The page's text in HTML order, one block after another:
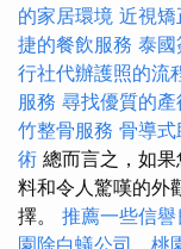
的家居環境 近視
捷的餐飲服務 泰國
行社代辦護照的流
服務 尋找優質的
竹整骨服務 骨導
術 總而言之，如
料和令人驚嘆的外
擇。 推薦一些信
園除白蟻公司，桃